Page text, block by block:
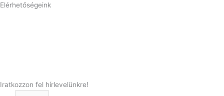
Elérhetőségeink
Iratkozzon fel hírlevelünkre!